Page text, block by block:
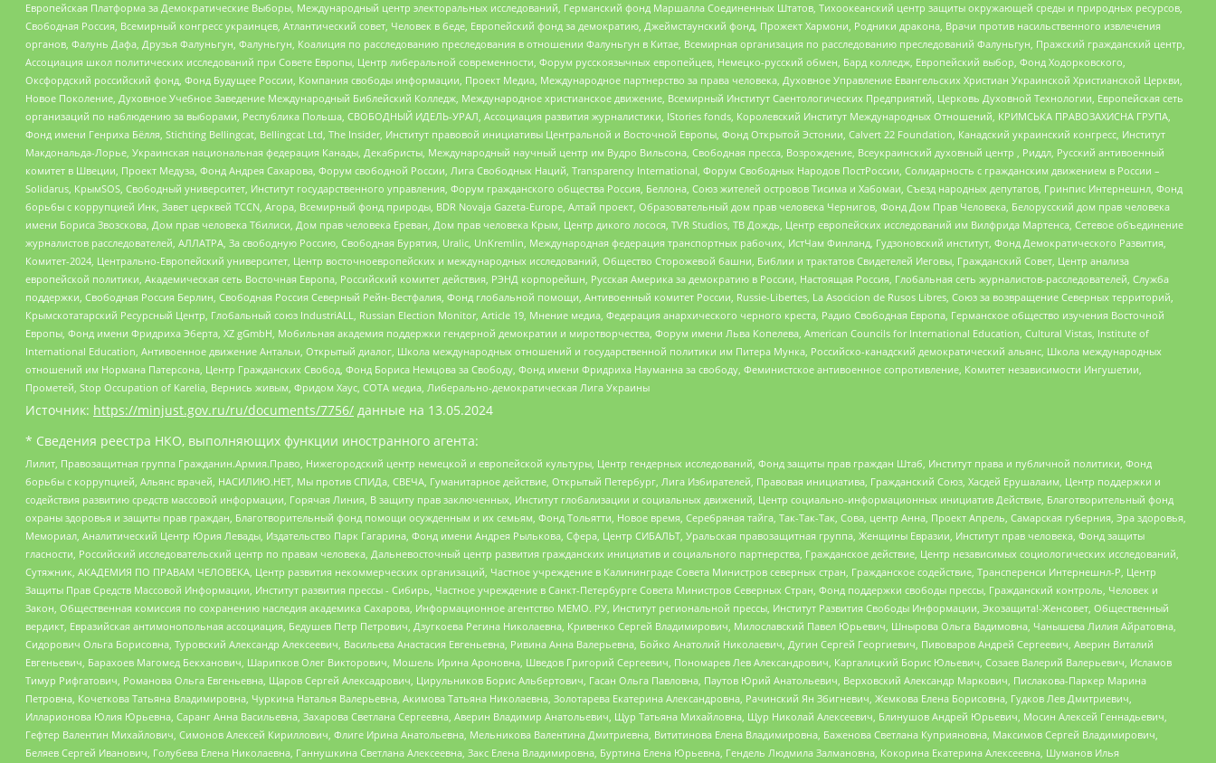
Европейская Платформа за Демократические Выборы, Международный центр электоральных исследований, Германский фонд Маршалла Соединенных Штатов, Тихоокеанский центр защиты окружающей среды и природных ресурсов,
Свободная Россия, Всемирный конгресс украинцев, Атлантический совет, Человек в беде, Европейский фонд за демократию, Джеймстаунский фонд, Прожект Хармони, Родники дракона, Врачи против насильственного извлечения
органов, Фалунь Дафа, Друзья Фалуньгун, Фалуньгун, Коалиция по расследованию преследования в отношении Фалуньгун в Китае, Всемирная организация по расследованию преследований Фалуньгун, Пражский гражданский центр,
Ассоциация школ политических исследований при Совете Европы, Центр либеральной современности, Форум русскоязычных европейцев, Немецко-русский обмен, Бард колледж, Европейский выбор, Фонд Ходорковского,
Оксфордский российский фонд, Фонд Будущее России, Компания свободы информации, Проект Медиа, Международное партнерство за права человека, Духовное Управление Евангельских Христиан Украинской Христианской Церкви,
Новое Поколение, Духовное Учебное Заведение Международный Библейский Колледж, Международное христианское движение, Всемирный Институт Саентологических Предприятий, Церковь Духовной Технологии, Европейская сеть
организаций по наблюдению за выборами, Республика Польша, СВОБОДНЫЙ ИДЕЛЬ-УРАЛ, Ассоциация развития журналистики, IStories fonds, Королевский Институт Международных Отношений, КРИМСЬКА ПРАВОЗАХИСНА ГРУПА,
Фонд имени Генриха Бёлля, Stichting Bellingcat, Bellingcat Ltd, The Insider, Институт правовой инициативы Центральной и Восточной Европы, Фонд Открытой Эстонии, Calvert 22 Foundation, Канадский украинский конгресс, Институт
Макдональда-Лорье, Украинская национальная федерация Канады, Декабристы, Международный научный центр им Вудро Вильсона, Свободная пресса, Возрождение, Всеукраинский духовный центр , Риддл, Русский антивоенный
комитет в Швеции, Проект Медуза, Фонд Андрея Сахарова, Форум свободной России, Лига Свободных Наций, Transparеncy International, Форум Свободных Народов ПостРоссии, Солидарность с гражданским движением в России –
Solidarus, КрымSOS, Свободный университет, Институт государственного управления, Форум гражданского общества Россия, Беллона, Союз жителей островов Тисима и Хабомаи, Съезд народных депутатов, Гринпис Интернешнл, Фонд
борьбы с коррупцией Инк, Завет церквей TCCN, Агора, Всемирный фонд природы, BDR Novaja Gazeta-Europe, Алтай проект, Образовательный дом прав человека Чернигов, Фонд Дом Прав Человека, Белорусский дом прав человека
имени Бориса Звозскова, Дом прав человека Тбилиси, Дом прав человека Ереван, Дом прав человека Крым, Центр дикого лосося, TVR Studios, ТВ Дождь, Центр европейских исследований им Вилфрида Мартенса, Сетевое объединение
журналистов расследователей, АЛЛАТРА, За свободную Россию, Свободная Бурятия, Uralic, UnKremlin, Международная федерация транспортных рабочих, ИстЧам Финланд, Гудзоновский институт, Фонд Демократического Развития,
Комитет-2024, Центрально-Европейский университет, Центр восточноевропейских и международных исследований, Общество Сторожевой башни, Библии и трактатов Свидетелей Иеговы, Гражданский Совет, Центр анализа
европейской политики, Академическая сеть Восточная Европа, Российский комитет действия, РЭНД корпорейшн, Русская Америка за демократию в России, Настоящая Россия, Глобальная сеть журналистов-расследователей, Служба
поддержки, Свободная Россия Берлин, Свободная Россия Северный Рейн-Вестфалия, Фонд глобальной помощи, Антивоенный комитет России, Russie-Libertes, La Asocicion de Rusos Libres, Союз за возвращение Северных территорий,
Крымскотатарский Ресурсный Центр, Глобальный союз IndustriALL, Russian Election Monitor, Article 19, Мнение медиа, Федерация анархического черного креста, Радио Свободная Европа, Германское общество изучения Восточной
Европы, Фонд имени Фридриха Эберта, XZ gGmbH, Мобильная академия поддержки гендерной демократии и миротворчества, Форум имени Льва Копелева, American Councils for International Education, Cultural Vistas, Institute of
International Education, Антивоенное движение Антальи, Открытый диалог, Школа международных отношений и государственной политики им Питера Мунка, Российско-канадский демократический альянс, Школа международных
отношений им Нормана Патерсона, Центр Гражданских Свобод, Фонд Бориса Немцова за Свободу, Фонд имени Фридриха Науманна за свободу, Феминистское антивоенное сопротивление, Комитет независимости Ингушетии,
Прометей, Stop Occupation of Karelia, Вернись живым, Фридом Хаус, СОТА медиа, Либерально-демократическая Лига Украины
Источник: https://minjust.gov.ru/ru/documents/7756/ данные на 13.05.2024
* Сведения реестра НКО, выполняющих функции иностранного агента:
Лилит, Правозащитная группа Гражданин.Армия.Право, Нижегородский центр немецкой и европейской культуры, Центр гендерных исследований, Фонд защиты прав граждан Штаб, Институт права и публичной политики, Фонд
борьбы с коррупцией, Альянс врачей, НАСИЛИЮ.НЕТ, Мы против СПИДа, СВЕЧА, Гуманитарное действие, Открытый Петербург, Лига Избирателей, Правовая инициатива, Гражданский Союз, Хасдей Ерушалаим, Центр поддержки и
содействия развитию средств массовой информации, Горячая Линия, В защиту прав заключенных, Институт глобализации и социальных движений, Центр социально-информационных инициатив Действие, Благотворительный фонд
охраны здоровья и защиты прав граждан, Благотворительный фонд помощи осужденным и их семьям, Фонд Тольятти, Новое время, Серебряная тайга, Так-Так-Так, Сова, центр Анна, Проект Апрель, Самарская губерния, Эра здоровья,
Мемориал, Аналитический Центр Юрия Левады, Издательство Парк Гагарина, Фонд имени Андрея Рылькова, Сфера, Центр СИБАЛЬТ, Уральская правозащитная группа, Женщины Евразии, Институт прав человека, Фонд защиты
гласности, Российский исследовательский центр по правам человека, Дальневосточный центр развития гражданских инициатив и социального партнерства, Гражданское действие, Центр независимых социологических исследований,
Сутяжник, АКАДЕМИЯ ПО ПРАВАМ ЧЕЛОВЕКА, Центр развития некоммерческих организаций, Частное учреждение в Калининграде Совета Министров северных стран, Гражданское содействие, Трансперенси Интернешнл-Р, Центр
Защиты Прав Средств Массовой Информации, Институт развития прессы - Сибирь, Частное учреждение в Санкт-Петербурге Совета Министров Северных Стран, Фонд поддержки свободы прессы, Гражданский контроль, Человек и
Закон, Общественная комиссия по сохранению наследия академика Сахарова, Информационное агентство МЕМО. РУ, Институт региональной прессы, Институт Развития Свободы Информации, Экозащита!-Женсовет, Общественный
вердикт, Евразийская антимонопольная ассоциация, Бедушев Петр Петрович, Дзугкоева Регина Николаевна, Кривенко Сергей Владимирович, Милославский Павел Юрьевич, Шнырова Ольга Вадимовна, Чанышева Лилия Айратовна,
Сидорович Ольга Борисовна, Туровский Александр Алексеевич, Васильева Анастасия Евгеньевна, Ривина Анна Валерьевна, Бойко Анатолий Николаевич, Дугин Сергей Георгиевич, Пивоваров Андрей Сергеевич, Аверин Виталий
Евгеньевич, Барахоев Магомед Бекханович, Шарипков Олег Викторович, Мошель Ирина Ароновна, Шведов Григорий Сергеевич, Пономарев Лев Александрович, Каргалицкий Борис Юльевич, Созаев Валерий Валерьевич, Исламов
Тимур Рифгатович, Романова Ольга Евгеньевна, Щаров Сергей Алексадрович, Цирульников Борис Альбертович, Гасан Ольга Павловна, Паутов Юрий Анатольевич, Верховский Александр Маркович, Пислакова-Паркер Марина
Петровна, Кочеткова Татьяна Владимировна, Чуркина Наталья Валерьевна, Акимова Татьяна Николаевна, Золотарева Екатерина Александровна, Рачинский Ян Збигневич, Жемкова Елена Борисовна, Гудков Лев Дмитриевич,
Илларионова Юлия Юрьевна, Саранг Анна Васильевна, Захарова Светлана Сергеевна, Аверин Владимир Анатольевич, Щур Татьяна Михайловна, Щур Николай Алексеевич, Блинушов Андрей Юрьевич, Мосин Алексей Геннадьевич,
Гефтер Валентин Михайлович, Симонов Алексей Кириллович, Флиге Ирина Анатольевна, Мельникова Валентина Дмитриевна, Вититинова Елена Владимировна, Баженова Светлана Куприяновна, Максимов Сергей Владимирович,
Беляев Сергей Иванович, Голубева Елена Николаевна, Ганнушкина Светлана Алексеевна, Закс Елена Владимировна, Буртина Елена Юрьевна, Гендель Людмила Залмановна, Кокорина Екатерина Алексеевна, Шуманов Илья